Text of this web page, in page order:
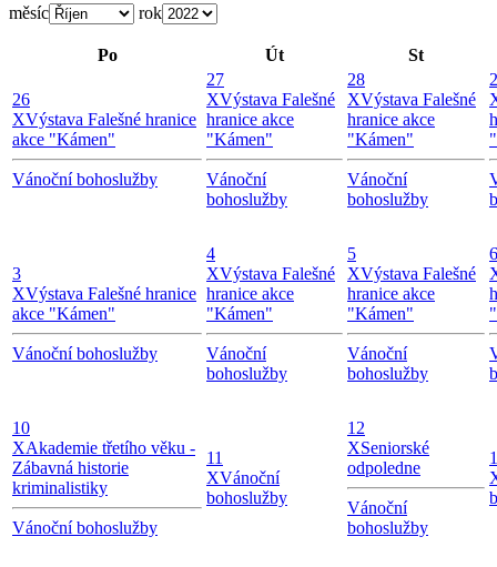
měsíc rok
Po Út St
26
XVýstava Falešné hranice
akce "Kámen"
Vánoční bohoslužby
27
XVýstava Falešné
hranice akce
"Kámen"
Vánoční
bohoslužby
28
XVýstava Falešné
hranice akce
"Kámen"
Vánoční
bohoslužby
3
XVýstava Falešné hranice
akce "Kámen"
Vánoční bohoslužby
4
XVýstava Falešné
hranice akce
"Kámen"
Vánoční
bohoslužby
5
XVýstava Falešné
hranice akce
"Kámen"
Vánoční
bohoslužby
6
10
XAkademie třetího věku -
Zábavná historie
kriminalistiky
Vánoční bohoslužby
11
XVánoční
bohoslužby
12
XSeniorské
odpoledne
Vánoční
bohoslužby